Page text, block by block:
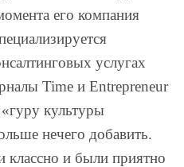
его компания
услугах
Time и Entrepreneur
культуры
нечего добавить.
классно и были приятно